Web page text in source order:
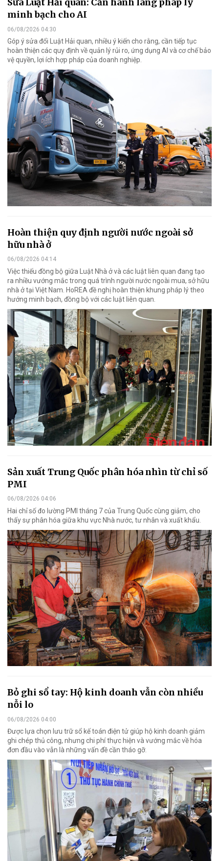
Sửa Luật Hải quan: Cần hành lang pháp lý
minh bạch cho AI
06/08/2026 04:30
Góp ý sửa đổi Luật Hải quan, nhiều ý kiến cho rằng, cần tiếp tục
hoàn thiện các quy định về quản lý rủi ro, ứng dụng AI và cơ chế bảo
vệ quyền, lợi ích hợp pháp của doanh nghiệp.
Hoàn thiện quy định người nước ngoài sở
hữu nhà ở
06/08/2026 04:14
Việc thiếu đồng bộ giữa Luật Nhà ở và các luật liên quan đang tạo
ra nhiều vướng mắc trong quá trình người nước ngoài mua, sở hữu
nhà ở tại Việt Nam. HoREA đề nghị hoàn thiện khung pháp lý theo
hướng minh bạch, đồng bộ với các luật liên quan.
Sản xuất Trung Quốc phân hóa nhìn từ chỉ số
PMI
06/08/2026 04:06
Hai chỉ số đo lường PMI tháng 7 của Trung Quốc cùng giảm, cho
thấy sự phân hóa giữa khu vực Nhà nước, tư nhân và xuất khẩu.
Bỏ ghi sổ tay: Hộ kinh doanh vẫn còn nhiều
nỗi lo
06/08/2026 04:00
Được lựa chọn lưu trữ sổ kế toán điện tử giúp hộ kinh doanh giảm
ghi chép thủ công, nhưng chi phí thực hiện và vướng mắc về hóa
đơn đầu vào vẫn là những vấn đề cần tháo gỡ.